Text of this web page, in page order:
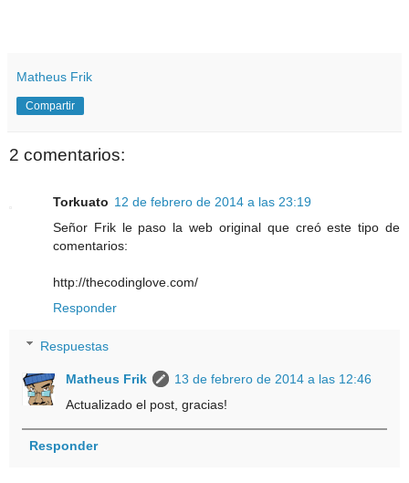
Matheus Frik
Compartir
2 comentarios:
Torkuato 12 de febrero de 2014 a las 23:19
Señor Frik le paso la web original que creó este tipo de
comentarios:
http://thecodinglove.com/
Responder
Respuestas
Matheus Frik
13 de febrero de 2014 a las 12:46
Actualizado el post, gracias!
Responder